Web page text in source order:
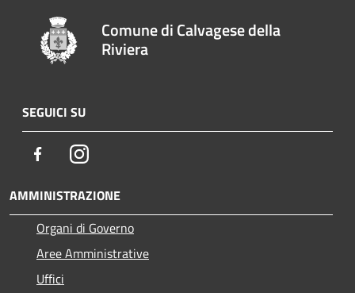
Comune di Calvagese della
Riviera
SEGUICI SU
FacebookInstagram
AMMINISTRAZIONE
Organi di Governo
Aree Amministrative
Uffici